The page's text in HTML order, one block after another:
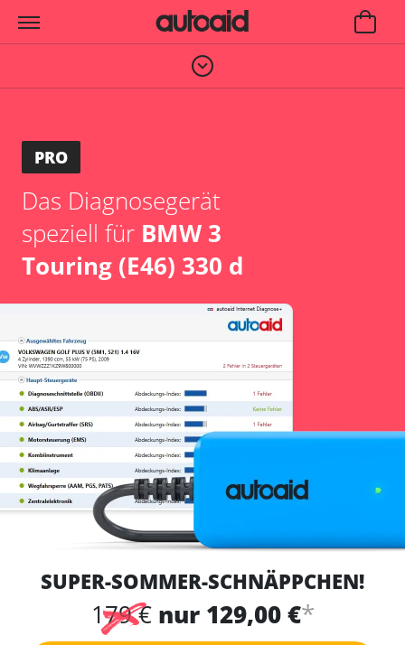
PRO
Das Diagnosegerät
speziell für BMW 3
Touring (E46) 330 d
SUPER-SOMMER-SCHNÄPPCHEN!
179 € nur 129,00 €*